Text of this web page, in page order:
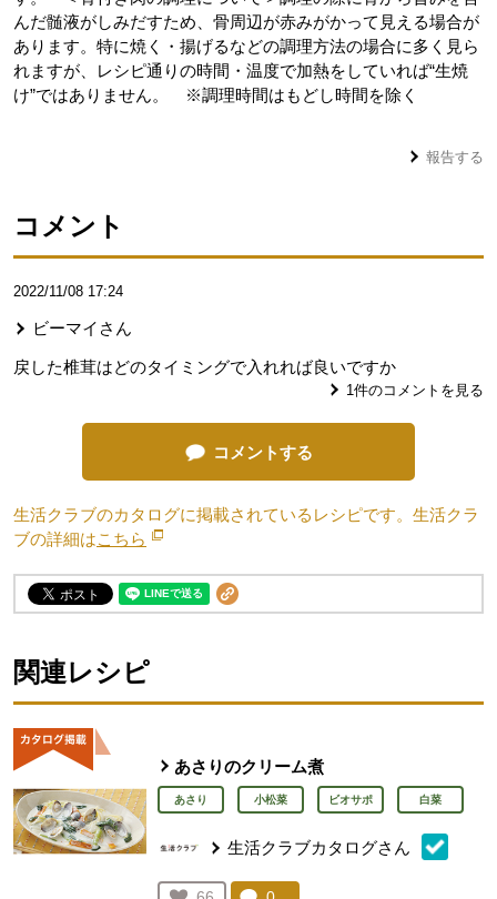
んだ髄液がしみだすため、骨周辺が赤みがかって見える場合が
あります。特に焼く・揚げるなどの調理方法の場合に多く見ら
れますが、レシピ通りの時間・温度で加熱をしていれば“生焼
け”ではありません。 ※調理時間はもどし時間を除く
報告する
コメント
2022/11/08 17:24
ビーマイ さん
戻した椎茸はどのタイミングで入れれば良いですか
1件のコメントを見る
コメントする
生活クラブのカタログに掲載されているレシピです。生活クラ
ブの詳細はこちら 別のウィンドウで開きます。
関連レシピ
あさりのクリーム煮
あさり 小松菜 ビオサポ 白菜
生活クラブカタログさん